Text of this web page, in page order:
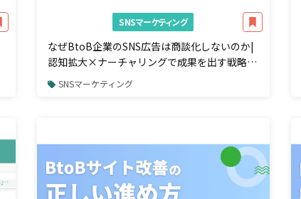
SNSマーケティング
なぜBtoB企業のSNS広告は商談化しないのか|
認知拡大×ナーチャリングで成果を出す戦略設
計 SNSマーケティング